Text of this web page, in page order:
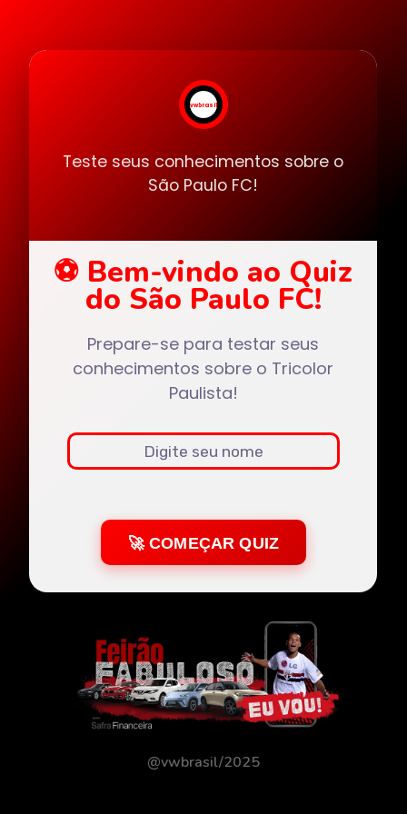
vwbrasil
Teste seus conhecimentos sobre o
São Paulo FC!
⚽ Bem-vindo ao Quiz
do São Paulo FC!
Prepare-se para testar seus
conhecimentos sobre o Tricolor
Paulista!
🚀 COMEÇAR QUIZ
@vwbrasil/2025